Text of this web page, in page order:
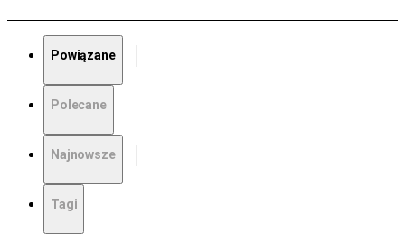
Powiązane
Polecane
Najnowsze
Tagi